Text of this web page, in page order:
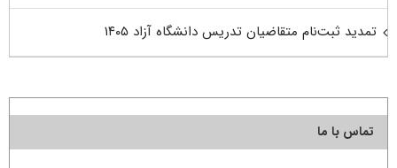
تمدید ثبت‌نام متقاضیان تدریس دانشگاه آزاد ۱۴۰۵
تماس با ما